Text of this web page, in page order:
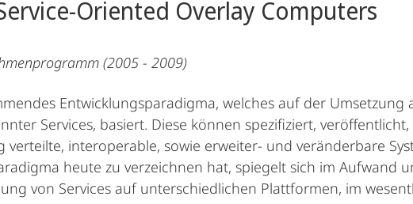
Oriented Overlay Computers
(2005 - 2009)
Entwicklungsparadigma, welches auf der Umsetzung
Services, basiert. Diese können spezifiziert,
interoperable, sowie erweiter- und veränderbare
heute zu verzeichnen hat, spiegelt sich im Aufwand
von Services auf unterschiedlichen Plattformen, im